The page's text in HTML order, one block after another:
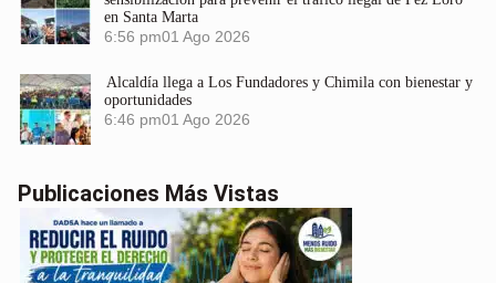
en Santa Marta
6:56 pm01 Ago 2026
Alcaldía llega a Los Fundadores y Chimila con bienestar y
oportunidades
6:46 pm01 Ago 2026
Publicaciones Más Vistas